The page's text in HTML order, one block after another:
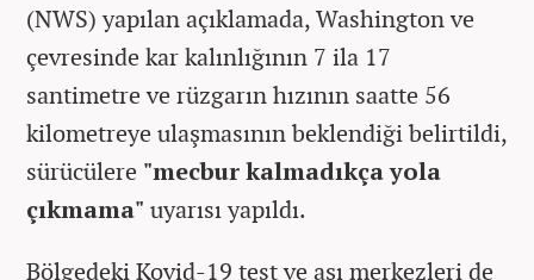
(NWS) yapılan açıklamada, Washington ve
çevresinde kar kalınlığının 7 ila 17
santimetre ve rüzgarın hızının saatte 56
kilometreye ulaşmasının beklendiği belirtildi,
sürücülere "mecbur kalmadıkça yola
çıkmama" uyarısı yapıldı.
Bölgedeki Kovid-19 test ve aşı merkezleri de